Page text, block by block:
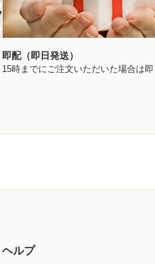
即配（即日発送）
15時までにご注文いただいた場合は
ヘルプ